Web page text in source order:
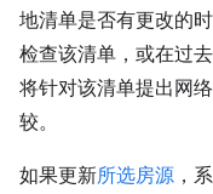
地清单是否有更改的
检查该清单，或在过
将针对该清单提出网
较。
如果更新所选房源 ，